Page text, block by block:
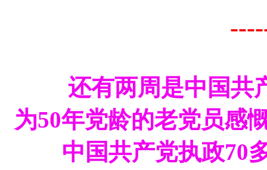
还有两周是中国共
为50年党龄的老党员感
中国共产党执政70多